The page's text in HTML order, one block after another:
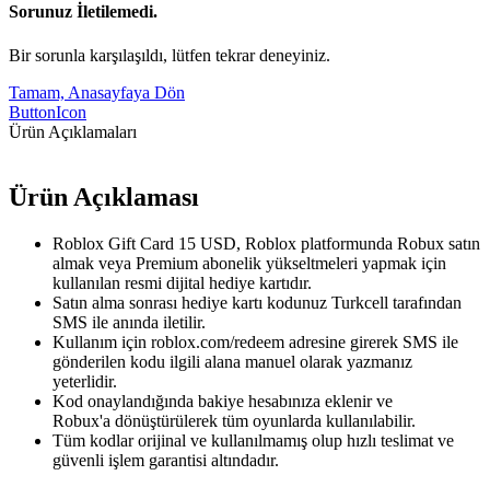
Sorunuz İletilemedi.
Bir sorunla karşılaşıldı, lütfen tekrar deneyiniz.
Tamam, Anasayfaya Dön
ButtonIcon
Ürün Açıklamaları
Ürün Açıklaması
Roblox Gift Card 15 USD, Roblox platformunda Robux satın
almak veya Premium abonelik yükseltmeleri yapmak için
kullanılan resmi dijital hediye kartıdır.
Satın alma sonrası hediye kartı kodunuz Turkcell tarafından
SMS ile anında iletilir.
Kullanım için roblox.com/redeem adresine girerek SMS ile
gönderilen kodu ilgili alana manuel olarak yazmanız
yeterlidir.
Kod onaylandığında bakiye hesabınıza eklenir ve
Robux'a dönüştürülerek tüm oyunlarda kullanılabilir.
Tüm kodlar orijinal ve kullanılmamış olup hızlı teslimat ve
güvenli işlem garantisi altındadır.